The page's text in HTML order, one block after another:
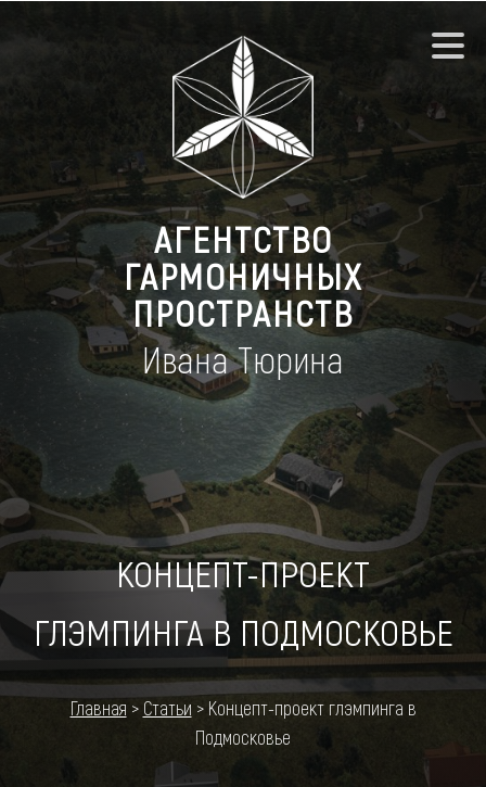
АГЕНТСТВО
ГАРМОНИЧНЫХ
ПРОСТРАНСТВ
Ивана Тюрина
КОНЦЕПТ-ПРОЕКТ
ГЛЭМПИНГА В ПОДМОСКОВЬЕ
Главная > Статьи > Концепт-проект глэмпинга в
Подмосковье